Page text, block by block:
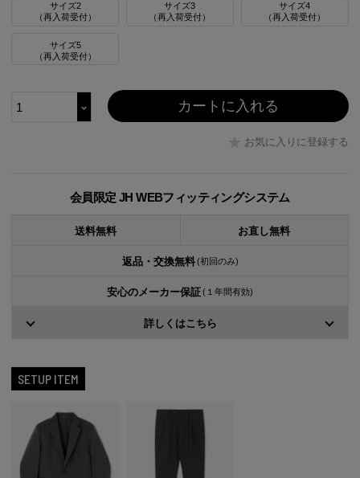
サイズ2
（再入荷受付）
サイズ3
（再入荷受付）
サイズ4
（再入荷受付）
サイズ5
（再入荷受付）
お気に入りに登録する
カートに入れる
会員限定 JH WEBフィッティングシステム
送料無料 お直し無料
返品・交換無料 (初回のみ)
安心のメーカー保証(１年間有効)
詳しくはこちら
SETUP ITEM